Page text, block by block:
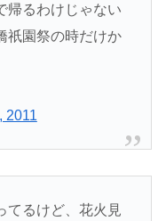
帰るわけじゃない
祇園祭の時だけか
2011
てるけど、花火見